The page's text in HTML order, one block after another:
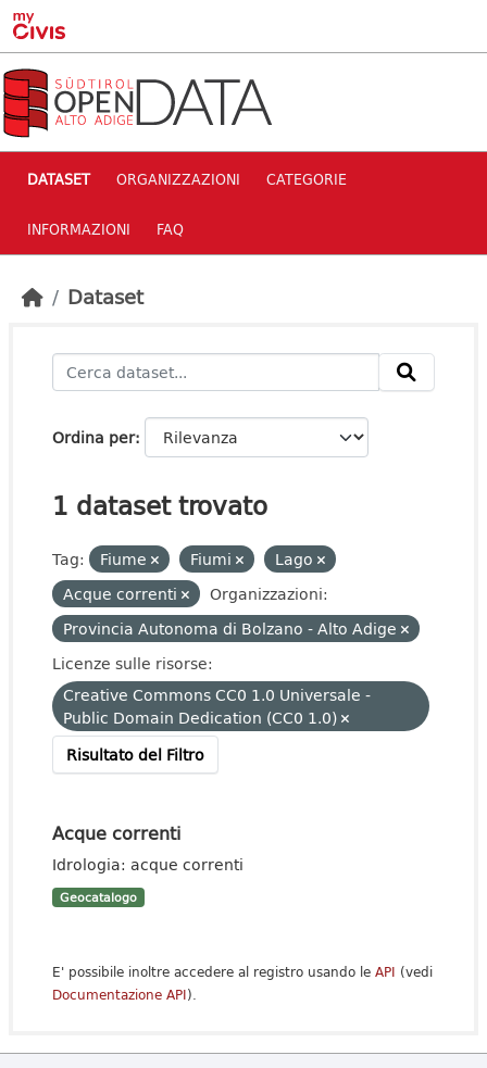
Skip to main content
DATASET ORGANIZZAZIONI CATEGORIE
INFORMAZIONI FAQ
Dataset
Ordina per
1 dataset trovato
Tag: Fiume Fiumi
Lago
Acque correnti
Organizzazioni:
Provincia Autonoma di Bolzano - Alto Adige
Licenze sulle risorse:
Creative Commons CC0 1.0 Universale -
Public Domain Dedication (CC0 1.0)
Risultato del Filtro
Acque correnti
Idrologia: acque correnti
Geocatalogo
E' possibile inoltre accedere al registro usando le API (vedi
Documentazione API).